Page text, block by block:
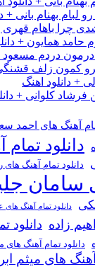
لبام بهنام بانی +
چرا باهام قهری
حامد همایون +
دردم مسعود
کمون زلف قشنگی
+ دانلود اهنگ
کلوانی +
آهنگ های احمد
دانلود
دانلود تمام آهنگ
سامان
دانلود تمام آهنگ های
زاده
دانلود تمام آهنگ
آهنگ های میثم